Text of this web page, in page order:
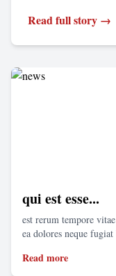
Read full story →
qui est esse...
est rerum tempore
ea dolores neque
Read more